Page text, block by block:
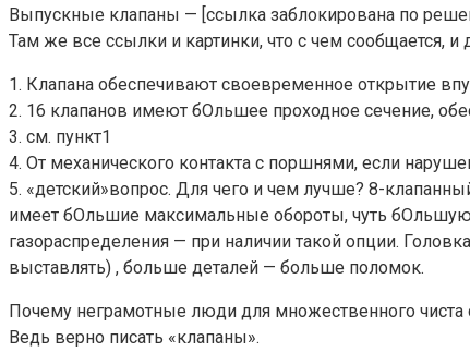
Выпускные клапаны — [ссылка заблокирована по
Там же все ссылки и картинки, что с чем сообщается,
1. Клапана обеспечивают своевременное открытие
2. 16 клапанов имеют бОльшее проходное сечение,
3. см. пункт1
4. От механического контакта с поршнями, если
5. «детский»вопрос. Для чего и чем лучше? 8-
имеет бОльшие максимальные обороты, чуть
газораспределения — при наличии такой опции.
выставлять) , больше деталей — больше поломок.
Почему неграмотные люди для множественного чиста
Ведь верно писать «клапаны».